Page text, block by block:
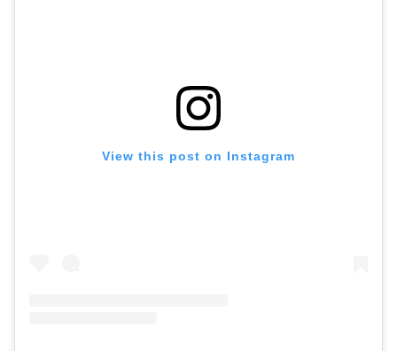
View this post on Instagram